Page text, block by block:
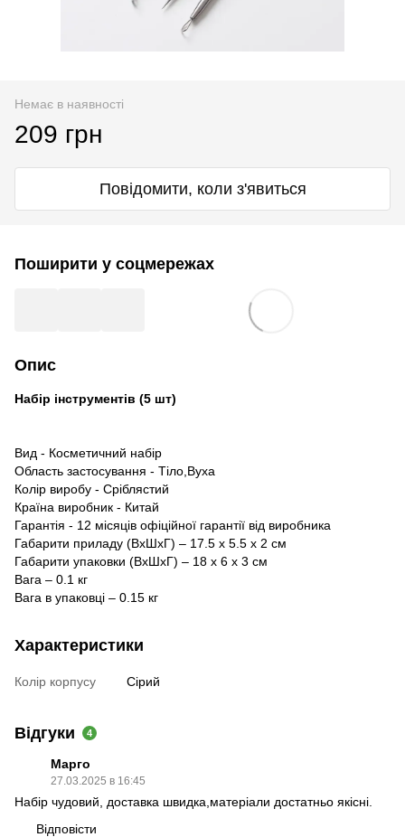
Немає в наявності
209 грн
Повідомити, коли з'явиться
Поширити у соцмережах
Опис
Набір інструментів (5 шт)
Вид - Косметичний набір
Область застосування - Тіло,Вуха
Колір виробу - Сріблястий
Країна виробник - Китай
Гарантія - 12 місяців офіційної гарантії від виробника
Габарити приладу (ВхШхГ) – 17.5 х 5.5 х 2 см
Габарити упаковки (ВхШхГ) – 18 х 6 х 3 см
Вага – 0.1 кг
Вага в упаковці – 0.15 кг
Характеристики
Колір корпусу Сірий
Відгуки 4
Марго
27.03.2025 в 16:45
Набір чудовий, доставка швидка,матеріали достатньо якісні.
Відповісти